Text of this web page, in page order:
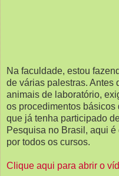
Na faculdade, estou
de várias palestras. Antes
animais de laboratório,
os procedimentos básicos
que já tenha participado
Pesquisa no Brasil, aqui
por todos os cursos.
Clique aqui para abrir o